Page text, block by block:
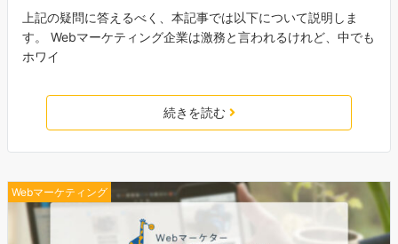
上記の疑問に答えるべく、本記事では以下について説明しま
す。 Webマーケティング企業は激務と言われるけれど、中でも
ホワイ
続きを読む
Webマーケティング